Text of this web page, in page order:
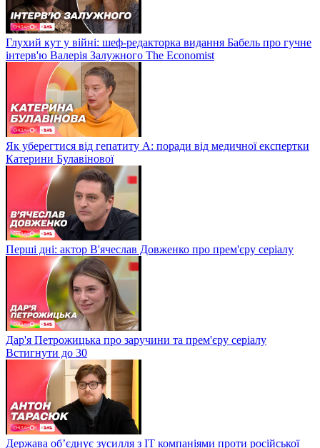
Глухий кут у війні: шеф-редакторка видання Бабель про гучне
інтерв'ю Валерія Залужного The Economist
Як уберегтися від гепатиту А: поради від медичної експертки
Катерини Булавінової
Перші дні: актор В'ячеслав Довженко про прем'єру серіалу
Дар'я Петрожицька про заручини та прем'єру серіалу
Встигнути до 30
Держава об’єднує зусилля з ІТ компаніями проти російської